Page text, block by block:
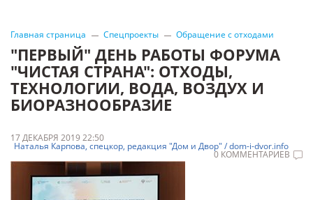
Главная страница Спецпроекты Обращение с отходами
"ПЕРВЫЙ" ДЕНЬ РАБОТЫ ФОРУМА
"ЧИСТАЯ СТРАНА": ОТХОДЫ,
ТЕХНОЛОГИИ, ВОДА, ВОЗДУХ И
БИОРАЗНООБРАЗИЕ
17 ДЕКАБРЯ 2019 22:50
Наталья Карпова, спецкор, редакция "Дом и Двор" / dom-i-dvor.info
0 КОММЕНТАРИЕВ